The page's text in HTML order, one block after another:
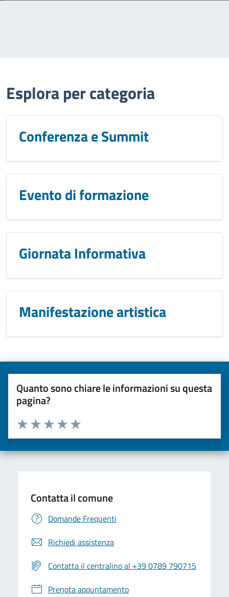
Esplora per categoria
Conferenza e Summit
Evento di formazione
Giornata Informativa
Manifestazione artistica
Quanto sono chiare le informazioni su questa
pagina?
Valuta da 1 a 5 stelle la pagina
Valuta 5 stelle su 5
Valuta 4 stelle su 5
Valuta 3 stelle su 5
Valuta 2 stelle su 5
Valuta una stella su 5
Contatta il comune
Domande Frequenti
Richiedi assistenza
Contatta il centralino al +39 0789 790715
Prenota appuntamento